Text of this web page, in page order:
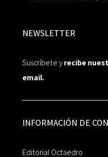
NEWSLETTER
Suscríbete yrecibe
email.
INFORMACIÓN DE
Editorial Octaedro